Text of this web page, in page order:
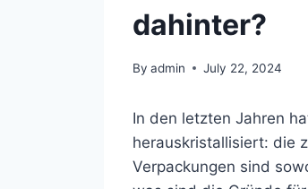
dahinter?
By admin July 22, 2024
In den letzten Jahren
herauskristallisiert: die
Verpackungen sind